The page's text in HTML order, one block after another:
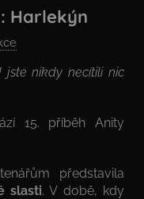
Harlekýn
jste nikdy necítili nic
15. příběh Anity
představila
slasti. V době, kdy